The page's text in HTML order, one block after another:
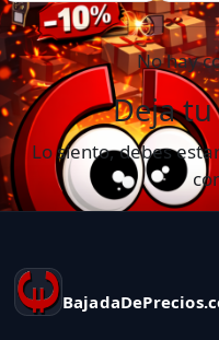
No hay
Deja
Lo siento, debes